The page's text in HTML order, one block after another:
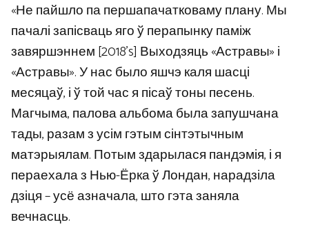
«Не пайшло па першапачатковаму плану. Мы
пачалі запісваць яго ў перапынку паміж
завяршэннем [2018’s] Выходзяць «Астравы» і
«Астравы». У нас было яшчэ каля шасці
месяцаў, і ў той час я пісаў тоны песень.
Магчыма, палова альбома была запушчана
тады, разам з усім гэтым сінтэтычным
матэрыялам. Потым здарылася пандэмія, і я
пераехала з Нью-Ёрка ў Лондан, нарадзіла
дзіця – усё азначала, што гэта заняла
вечнасць.